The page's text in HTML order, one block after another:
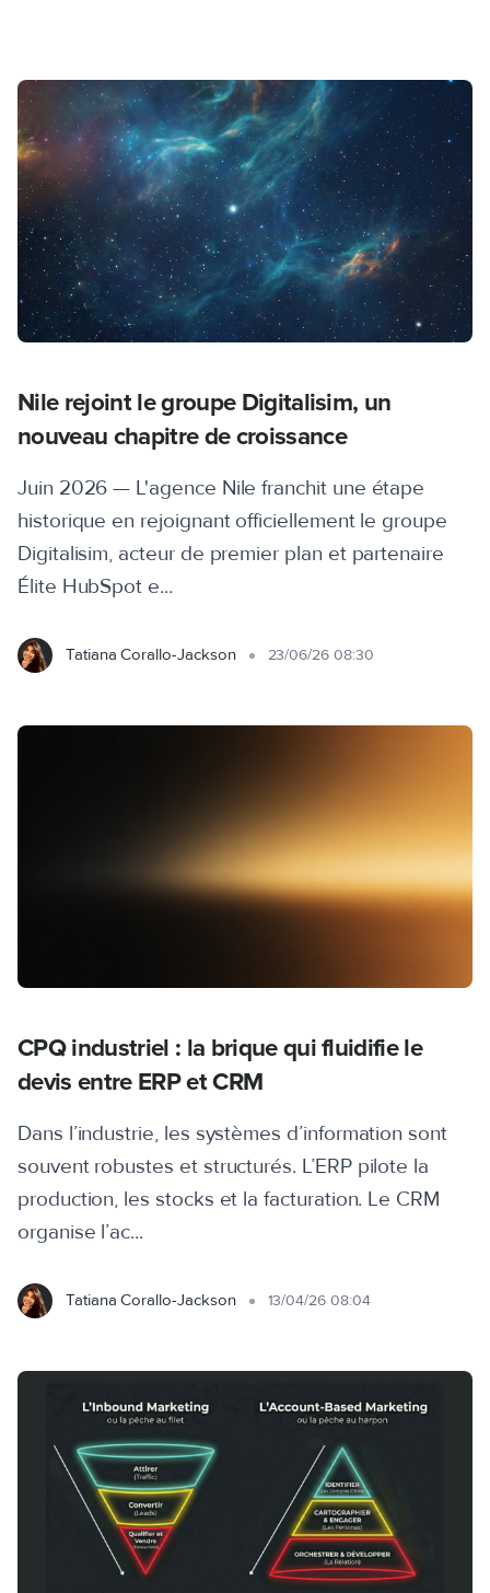
Nile rejoint le groupe Digitalisim, un
nouveau chapitre de croissance
Juin 2026 — L'agence Nile franchit une étape
historique en rejoignant officiellement le groupe
Digitalisim, acteur de premier plan et partenaire
Élite HubSpot e...
Tatiana Corallo-Jackson 23/06/26 08:30
CPQ industriel : la brique qui fluidifie le
devis entre ERP et CRM
Dans l’industrie, les systèmes d’information sont
souvent robustes et structurés. L’ERP pilote la
production, les stocks et la facturation. Le CRM
organise l’ac...
Tatiana Corallo-Jackson 13/04/26 08:04